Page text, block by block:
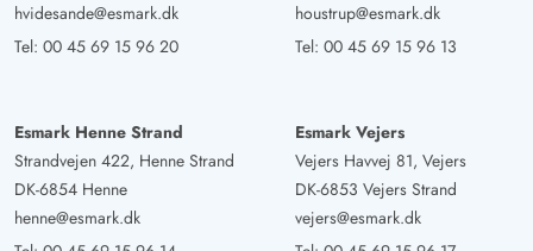
hvidesande@esmark.dk
Tel: 00 45 69 15 96 20
houstrup@esmark.dk
Tel: 00 45 69 15 96 13
Esmark Henne Strand
Strandvejen 422, Henne Strand
DK-6854 Henne
henne@esmark.dk
Esmark Vejers
Vejers Havvej 81, Vejers
DK-6853 Vejers Strand
vejers@esmark.dk